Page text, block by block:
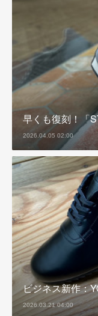
早くも復刻！「
2026.04.05 02:00
ビジネス新作：
2026.03.21 04:00